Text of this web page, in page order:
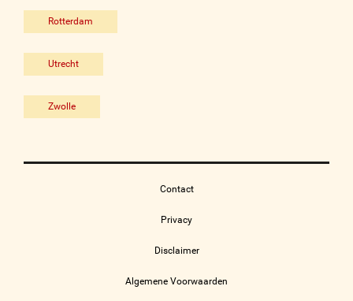
Rotterdam
Utrecht
Zwolle
Contact
Privacy
Disclaimer
Algemene Voorwaarden